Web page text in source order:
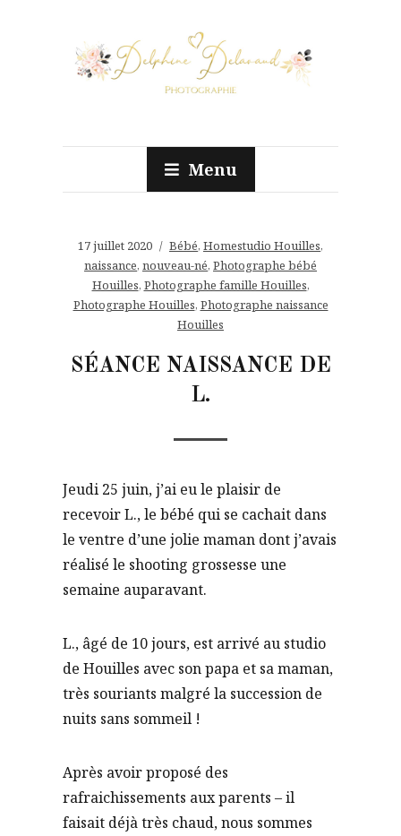
Menu
17 juillet 2020 Bébé, Homestudio Houilles,
naissance, nouveau-né, Photographe bébé
Houilles, Photographe famille Houilles,
Photographe Houilles, Photographe naissance
Houilles
SÉANCE NAISSANCE DE
L.
Jeudi 25 juin, j’ai eu le plaisir de
recevoir L., le bébé qui se cachait dans
le ventre d’une jolie maman dont j’avais
réalisé le shooting grossesse une
semaine auparavant.
L., âgé de 10 jours, est arrivé au studio
de Houilles avec son papa et sa maman,
très souriants malgré la succession de
nuits sans sommeil !
Après avoir proposé des
rafraichissements aux parents – il
faisait déjà très chaud, nous sommes